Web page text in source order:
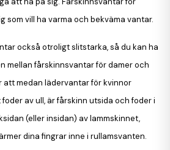
som vill ha varma och bekväma vantar.
också otroligt slitstarka, så du kan ha
mellan fårskinnsvantar för damer och
att medan lädervantar för kvinnor
av ull, är fårskinn utsida och foder i
(eller insidan) av lammskinnet,
dina fingrar inne i rullamsvanten.